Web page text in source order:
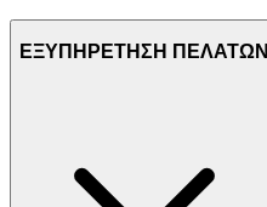
ΕΞΥΠΗΡΕΤΗΣΗ ΠΕΛΑΤΩΝ